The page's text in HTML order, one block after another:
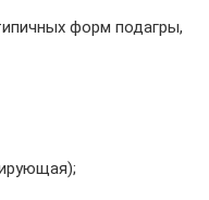
форм подагры,